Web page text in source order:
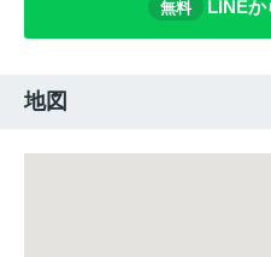
無料 LINEか
地図